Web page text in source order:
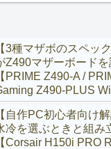
【3種マザボのスペッ
Z490マザーボード
【PRIME Z490-A /
Z490-PLUS
【自作PC初心者向け
冷を選ぶときと組み
【Corsair H150i PRO